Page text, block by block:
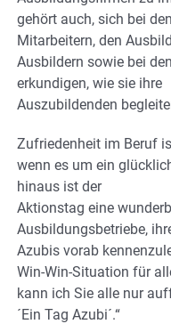
gehört auch, sich bei
Mitarbeitern, den
Ausbildern sowie bei
erkundigen, wie sie ihre
Auszubildenden
Zufriedenheit im Beruf
wenn es um ein
hinaus ist der
Aktionstag eine
Ausbildungsbetriebe,
Azubis vorab
Win-Win-Situation für
kann ich Sie alle nur
´Ein Tag Azubi´.“